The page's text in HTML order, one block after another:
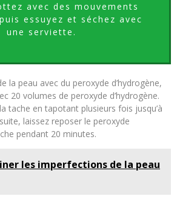
avec des mouvements
essuyez et séchez avec
une serviette.
la peau avec du peroxyde d’hydrogène,
20 volumes de peroxyde d’hydrogène.
tache en tapotant plusieurs fois jusqu’à
laissez reposer le peroxyde
pendant 20 minutes.
les imperfections de la peau